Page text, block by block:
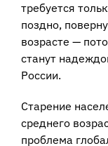
требуется
поздно,
возрасте —
станут
России.
Старение
среднего
проблема